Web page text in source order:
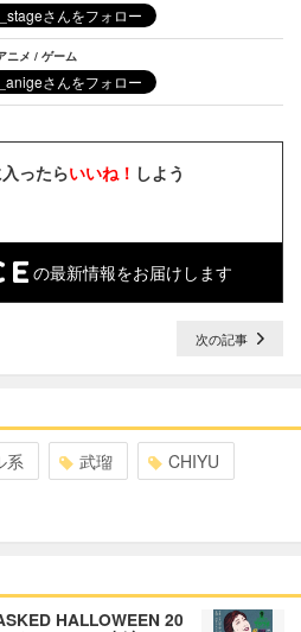
ニメ / ゲーム
ったらいいね！ しよう
の最新情報をお届けします
次の記事
系 武瑠 CHIYU
HALLOWEEN 20